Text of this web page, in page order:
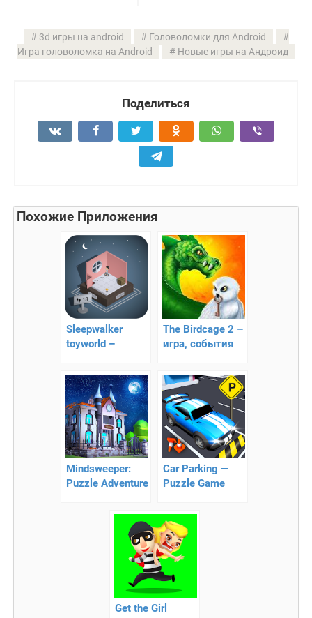
3d игры на android
Головоломки для Android
Игра головоломка на Android
Новые игры на Андроид
Поделиться
Похожие Приложения
Sleepwalker
toyworld –
головоломка!
The Birdcage 2 –
игра, события
разворачиваются
в мире магии!
Mindsweeper:
Puzzle Adventure
эксперименты
Car Parking —
Puzzle Game
Get the Girl